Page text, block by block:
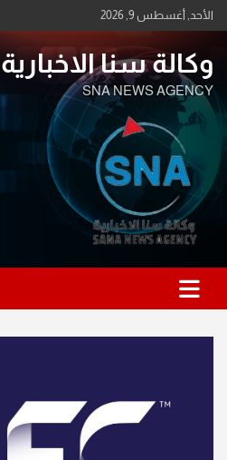
Skip
to
الأحد, أغسطس 9, 2026
وكالة سنا الاخبارية
SNA NEWS AGENCY